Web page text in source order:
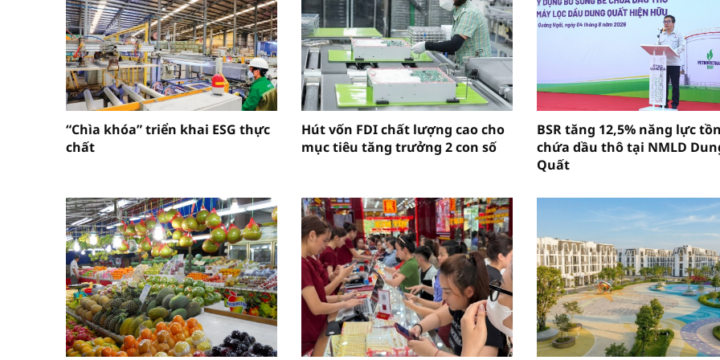
“Chìa khóa” triển khai ESG thực
chất
Hút vốn FDI chất lượng cao cho
mục tiêu tăng trưởng 2 con số
BSR tăng 12,5% năng lực
chứa dầu thô tại NMLD
Quất